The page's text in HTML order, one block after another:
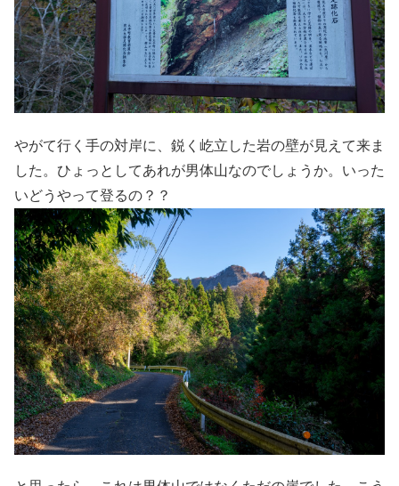
やがて行く手の対岸に、鋭く屹立した岩の壁が見えて来ま
した。ひょっとしてあれが男体山なのでしょうか。いった
いどうやって登るの？？